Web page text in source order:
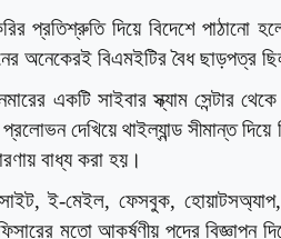
প্রতিশ্রুতি দিয়ে বিদেশে পাঠানো
অনেকেরই বিএমইটির বৈধ ছাড়পত্র
একটি সাইবার স্ক্যাম সেন্টার
দেখিয়ে থাইল্যান্ড সীমান্ত দিয়ে
বাধ্য করা হয়।
ই-মেইল, ফেসবুক,
মতো আকর্ষণীয় পদের বিজ্ঞাপন